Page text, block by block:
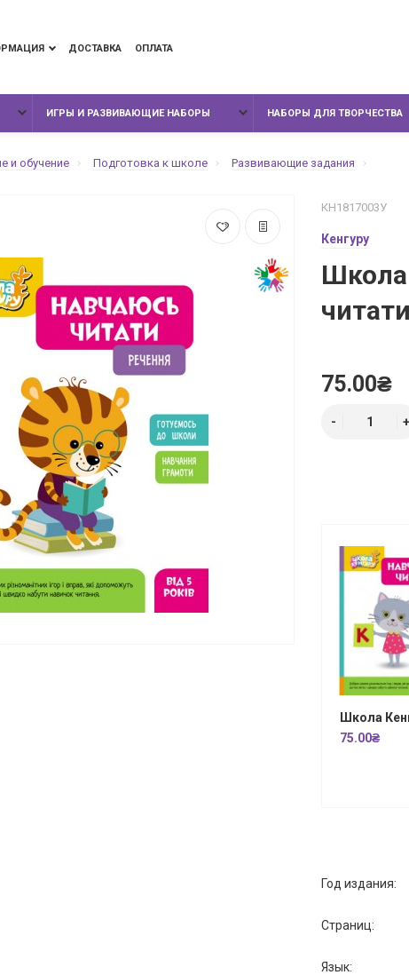
ДОСТАВКА ОПЛАТА
ИГРЫ И РАЗВИВАЮЩИЕ НАБОРЫ НАБОРЫ ДЛЯ ТВОРЧЕСТВА
и обучение Подготовка к школе Развивающие задания
КН1817003У
Кенгуру
Школа
75.00₴
75.00₴
Год издания:
Страниц:
Язык: